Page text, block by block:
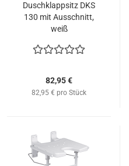
Duschklappsitz DKS
130 mit Ausschnitt,
weiß
82,95 €
82,95 € pro Stück